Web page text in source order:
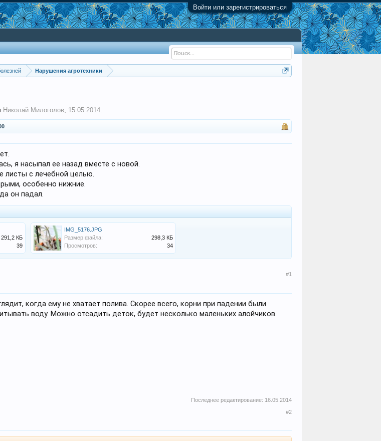
Войти или зарегистрироваться
Нарушения агротехники
Николай Милоголов, 15.05.2014.
я насыпал ее назад вместе с новой.
листы с лечебной целью.
особенно нижние.
он падал.
291,2 КБ
39
IMG_5176.JPG
Размер файла:
298,3 КБ
Просмотров:
34
#1
когда ему не хватает полива. Скорее всего, корни при падении были
воду. Можно отсадить деток, будет несколько маленьких алойчиков.
Последнее редактирование: 16.05.2014
#2